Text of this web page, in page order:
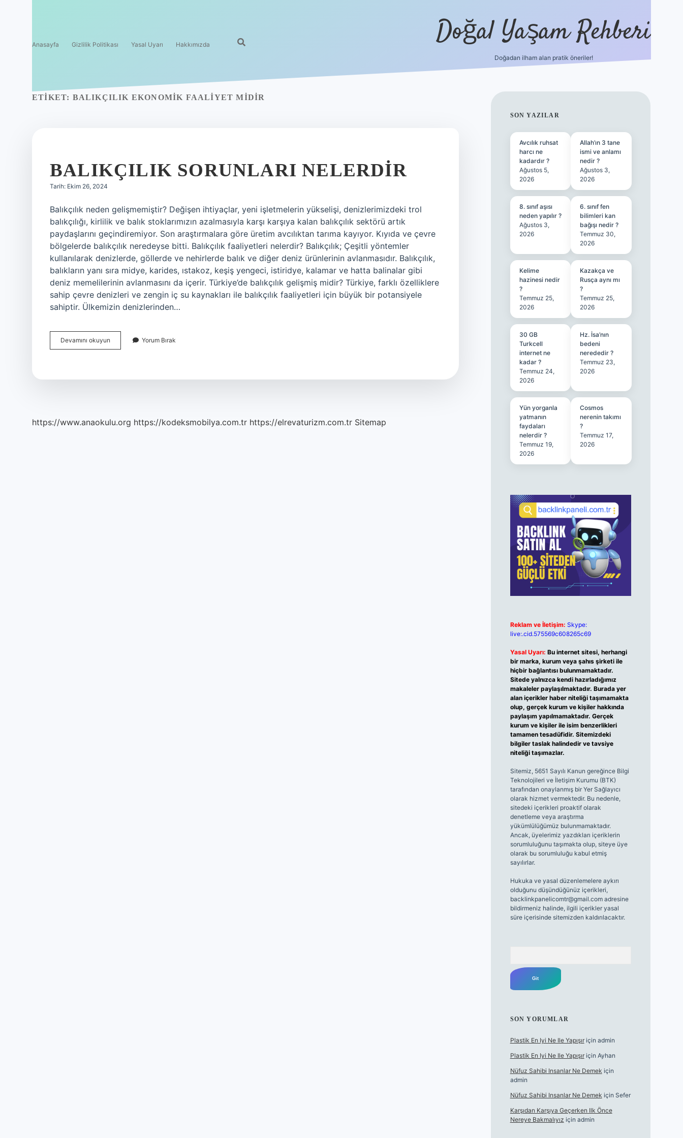
Anasayfa Gizlilik Politikası Yasal Uyarı Hakkımızda Doğal Yaşam Rehberi
Doğadan ilham alan pratik öneriler!
ETIKET: BALIKÇILIK EKONOMIK FAALIYET MIDIR
BALIKÇILIK SORUNLARI NELERDIR
Tarih: Ekim 26, 2024
Balıkçılık neden gelişmemiştir? Değişen ihtiyaçlar, yeni işletmelerin yükselişi, denizlerimizdeki trol
balıkçılığı, kirlilik ve balık stoklarımızın azalmasıyla karşı karşıya kalan balıkçılık sektörü artık
paydaşlarını geçindiremiyor. Son araştırmalara göre üretim avcılıktan tarıma kayıyor. Kıyıda ve çevre
bölgelerde balıkçılık neredeyse bitti. Balıkçılık faaliyetleri nelerdir? Balıkçılık; Çeşitli yöntemler
kullanılarak denizlerde, göllerde ve nehirlerde balık ve diğer deniz ürünlerinin avlanmasıdır. Balıkçılık,
balıkların yanı sıra midye, karides, ıstakoz, keşiş yengeci, istiridye, kalamar ve hatta balinalar gibi
deniz memelilerinin avlanmasını da içerir. Türkiye’de balıkçılık gelişmiş midir? Türkiye, farklı özelliklere
sahip çevre denizleri ve zengin iç su kaynakları ile balıkçılık faaliyetleri için büyük bir potansiyele
sahiptir. Ülkemizin denizlerinden…
Devamını okuyun Balıkçılık
Sorunları
Yorum Bırak
https://www.anaokulu.org https://kodeksmobilya.com.tr https://elrevaturizm.com.tr Sitemap
SIDEBAR
SON YAZILAR
Avcılık ruhsat
harcı ne
kadardır ?
Ağustos 5,
2026
Allah’ın 3 tane
ismi ve anlamı
nedir ?
Ağustos 3,
2026
8. sınıf aşısı
neden yapılır ?
Ağustos 3,
2026
6. sınıf fen
bilimleri kan
bağışı nedir ?
Temmuz 30,
2026
Kelime
hazinesi nedir
?
Temmuz 25,
2026
Kazakça ve
Rusça aynı mı
?
Temmuz 25,
2026
30 GB
Turkcell
internet ne
kadar ?
Temmuz 24,
2026
Hz. İsa’nın
bedeni
nerededir ?
Temmuz 23,
2026
Yün yorganla
yatmanın
faydaları
nelerdir ?
Temmuz 19,
2026
Cosmos
nerenin takımı
?
Temmuz 17,
2026
Reklam ve İletişim: Skype:
live:.cid.575569c608265c69
Yasal Uyarı: Bu internet sitesi, herhangi
bir marka, kurum veya şahıs şirketi ile
hiçbir bağlantısı bulunmamaktadır.
Sitede yalnızca kendi hazırladığımız
makaleler paylaşılmaktadır. Burada yer
alan içerikler haber niteliği taşımamakta
olup, gerçek kurum ve kişiler hakkında
paylaşım yapılmamaktadır. Gerçek
kurum ve kişiler ile isim benzerlikleri
tamamen tesadüfidir. Sitemizdeki
bilgiler taslak halindedir ve tavsiye
niteliği taşımazlar.
Sitemiz, 5651 Sayılı Kanun gereğince Bilgi
Teknolojileri ve İletişim Kurumu (BTK)
tarafından onaylanmış bir Yer Sağlayıcı
olarak hizmet vermektedir. Bu nedenle,
sitedeki içerikleri proaktif olarak
denetleme veya araştırma
yükümlülüğümüz bulunmamaktadır.
Ancak, üyelerimiz yazdıkları içeriklerin
sorumluluğunu taşımakta olup, siteye üye
olarak bu sorumluluğu kabul etmiş
sayılırlar.
Hukuka ve yasal düzenlemelere aykırı
olduğunu düşündüğünüz içerikleri,
backlinkpanelicomtr@gmail.comadresine
bildirmeniz halinde, ilgili içerikler yasal
süre içerisinde sitemizden kaldırılacaktır.
SON YORUMLAR
Plastik En Iyi Ne Ile Yapışıriçin admin
Plastik En Iyi Ne Ile Yapışıriçin Ayhan
Nüfuz Sahibi Insanlar Ne Demek için
admin
Nüfuz Sahibi Insanlar Ne Demek için Sefer
Karşıdan Karşıya Geçerken Ilk Önce
Nereye Bakmalıyız için admin
tulipbet.online